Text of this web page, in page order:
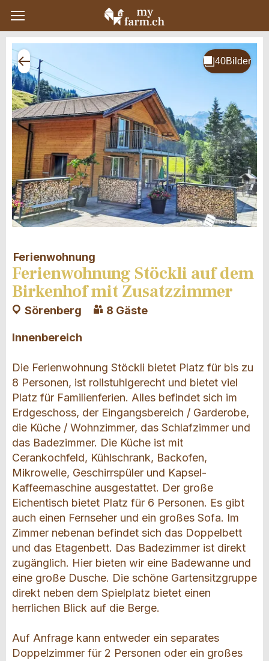
Ferienwohnung
Ferienwohnung Stöckli auf dem
Birkenhof mit Zusatzzimmer
Sörenberg 8 Gäste
Innenbereich
Die Ferienwohnung Stöckli bietet Platz für bis zu
8 Personen, ist rollstuhlgerecht und bietet viel
Platz für Familienferien. Alles befindet sich im
Erdgeschoss, der Eingangsbereich / Garderobe,
die Küche / Wohnzimmer, das Schlafzimmer und
das Badezimmer. Die Küche ist mit
Cerankochfeld, Kühlschrank, Backofen,
Mikrowelle, Geschirrspüler und Kapsel-
Kaffeemaschine ausgestattet. Der große
Eichentisch bietet Platz für 6 Personen. Es gibt
auch einen Fernseher und ein großes Sofa. Im
Zimmer nebenan befindet sich das Doppelbett
und das Etagenbett. Das Badezimmer ist direkt
zugänglich. Hier bieten wir eine Badewanne und
eine große Dusche. Die schöne Gartensitzgruppe
direkt neben dem Spielplatz bietet einen
herrlichen Blick auf die Berge.
Auf Anfrage kann entweder ein separates
Doppelzimmer für 2 Personen oder ein großes